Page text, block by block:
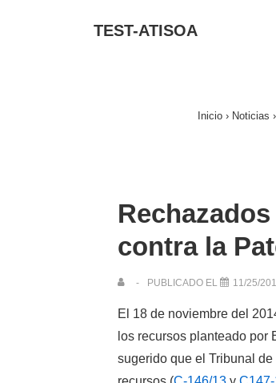
TEST-ATISOA
Inicio › Noticias ›
contra la
PUBLICADO EL 11/25/
El 18 de noviembre del
los recursos planteado por
sugerido que el Tribunal de